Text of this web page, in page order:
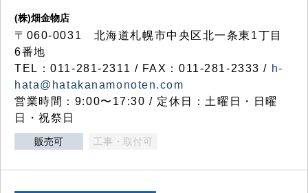
(株)畑金物店
〒060-0031 北海道札幌市中央区北一条東1丁目
6番地
TEL：011-281-2311 / FAX：011-281-2333 / h-
hata@hatakanamonoten.com
営業時間：9:00〜17:30 / 定休日：土曜日・日曜
日・祝祭日
販売可 工事・取付可